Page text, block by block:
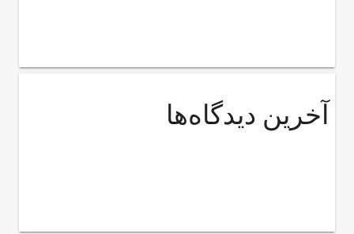
آخرین دیدگاه‌ها